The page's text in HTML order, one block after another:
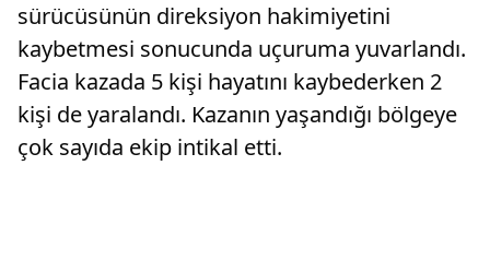
sürücüsünün direksiyon hakimiyetini
kaybetmesi sonucunda uçuruma yuvarlandı.
Facia kazada 5 kişi hayatını kaybederken 2
kişi de yaralandı. Kazanın yaşandığı bölgeye
çok sayıda ekip intikal etti.